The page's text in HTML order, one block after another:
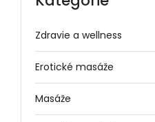
Zdravie a wellness
Erotické masáže
Masáže